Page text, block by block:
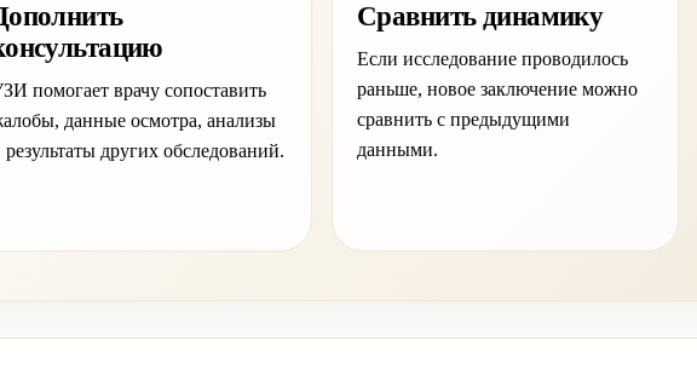
помогает врачу сопоставить
данные осмотра, анализы
результаты других обследований.
Сравнить динамику
Если исследование проводилось
раньше, новое заключение можно
сравнить с предыдущими
данными.